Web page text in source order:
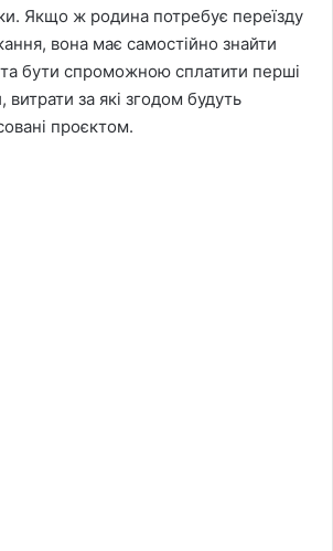
Якщо ж родина потребує переїзду
вона має самостійно знайти
та бути спроможною сплатити перші
витрати за які згодом будуть
проєктом.